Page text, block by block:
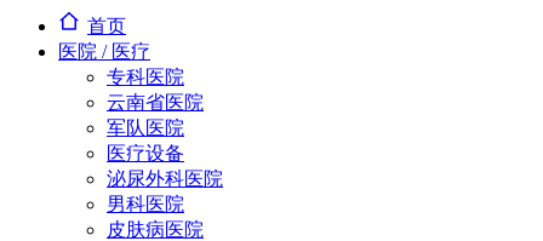
首页
医院 / 医疗
专科医院
云南省医院
军队医院
医疗设备
泌尿外科医院
男科医院
皮肤病医院